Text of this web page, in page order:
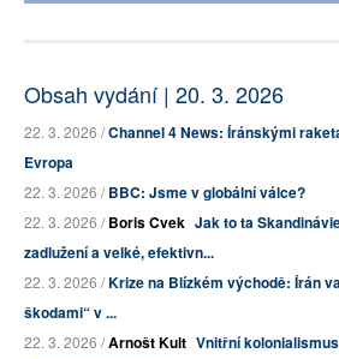
Obsah vydání | 20. 3. 2026
22. 3. 2026 /Channel 4 News: Íránskými
Evropa
22. 3. 2026 /BBC: Jsme v globální válce?
22. 3. 2026 /Boris Cvek Jak to ta
zadlužení a velké, efektivn...
22. 3. 2026 /Krize na Blízkém východě: Írán
škodami“ v ...
22. 3. 2026 /Arnošt Kult Vnitřní